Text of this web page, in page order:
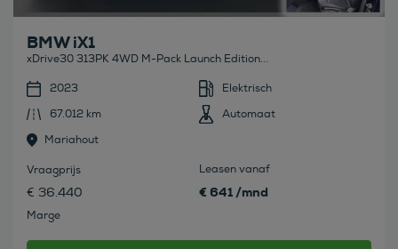
BMW iX1
xDrive30 313PK 4WD M-Pack Launch Edition...
2023
Elektrisch
67.012 km
Automaat
Mariahout
Vraagprijs
€ 36.440
Marge
Leasen vanaf
€ 641 /mnd